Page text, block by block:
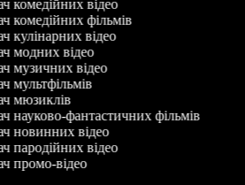
комедійних відео
комедійних фільмів
кулінарних відео
модних відео
музичних відео
мультфільмів
мюзиклів
науково-фантастичних фільмів
новинних відео
пародійних відео
промо-відео